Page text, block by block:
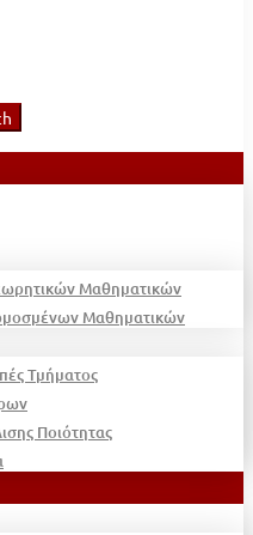
Μαθηματικών
Μαθηματικών
Τμήματος
Ποιότητας